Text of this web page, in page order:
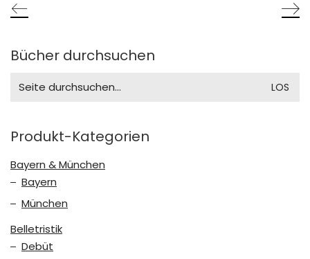
Bücher durchsuchen
for:
Produkt-Kategorien
Bayern & München
Bayern
München
Belletristik
Debüt